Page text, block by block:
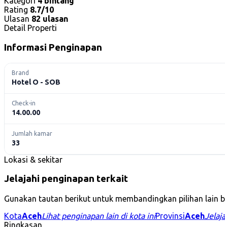
Rating 8.7/10
Ulasan 82 ulasan
Detail Properti
Informasi Penginapan
Brand
Hotel O - SOB
Check-in
14.00.00
Jumlah kamar
33
Lokasi & sekitar
Jelajahi penginapan terkait
Gunakan tautan berikut untuk membandingkan pilihan lain
KotaAcehLihat penginapan lain di kota iniProvinsiAceh
Ringkasan